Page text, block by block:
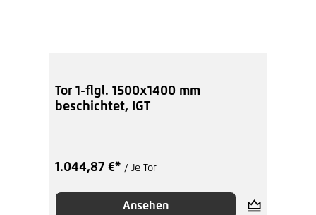
Tor 1-flgl. 1500x1400 mm
beschichtet, IGT
1.044,87 €* / Je Tor
Ansehen